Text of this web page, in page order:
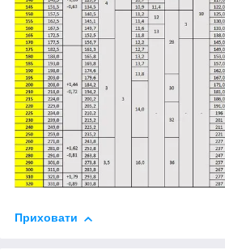
Приховати